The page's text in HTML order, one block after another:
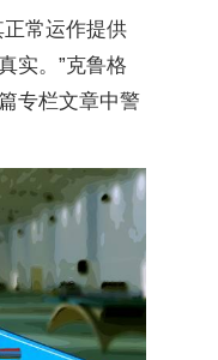
常运作提供
实。”克鲁格
专栏文章中警